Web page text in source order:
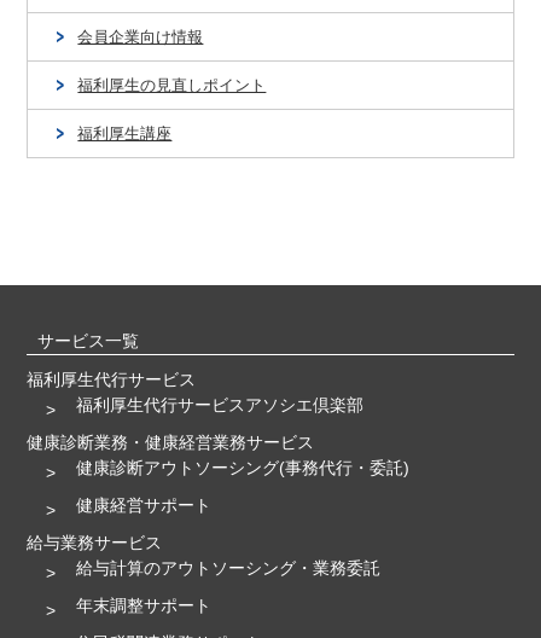
会員企業向け情報
福利厚生の見直しポイント
福利厚生講座
サービス一覧
福利厚生代行サービス
福利厚生代行サービスアソシエ倶楽部
健康診断業務・健康経営業務サービス
健康診断アウトソーシング(事務代行・委託)
健康経営サポート
給与業務サービス
給与計算のアウトソーシング・業務委託
年末調整サポート